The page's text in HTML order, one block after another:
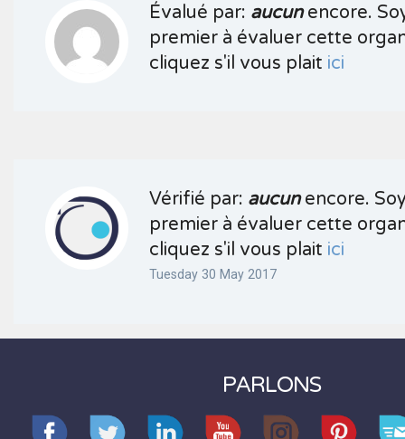
Évalué par: aucunencore.
premier à évaluer cette
cliquez s'il vous plait ici
Vérifié par: aucunencore.
premier à évaluer cette
cliquez s'il vous plait ici
Tuesday 30 May 2017
PARLONS